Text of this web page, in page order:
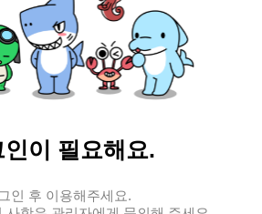
이 필요해요.
인 후 이용해주세요.